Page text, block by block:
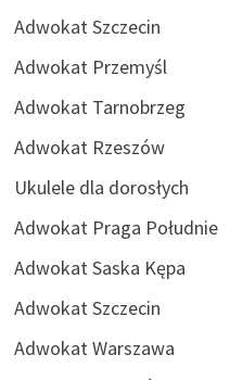
Adwokat Szczecin
Adwokat Przemyśl
Adwokat Tarnobrzeg
Adwokat Rzeszów
Ukulele dla dorosłych
Adwokat Praga Południe
Adwokat Saska Kępa
Adwokat Szczecin
Adwokat Warszawa